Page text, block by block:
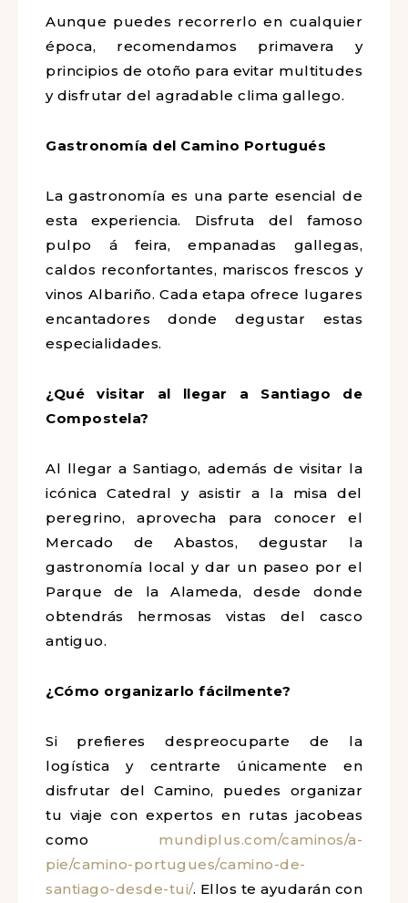
Aunque puedes recorrerlo en cualquier
época, recomendamos primavera y
principios de otoño para evitar multitudes
y disfrutar del agradable clima gallego.
Gastronomía del Camino Portugués
La gastronomía es una parte esencial de
esta experiencia. Disfruta del famoso
pulpo á feira, empanadas gallegas,
caldos reconfortantes, mariscos frescos y
vinos Albariño. Cada etapa ofrece lugares
encantadores donde degustar estas
especialidades.
¿Qué visitar al llegar a Santiago de
Compostela?
Al llegar a Santiago, además de visitar la
icónica Catedral y asistir a la misa del
peregrino, aprovecha para conocer el
Mercado de Abastos, degustar la
gastronomía local y dar un paseo por el
Parque de la Alameda, desde donde
obtendrás hermosas vistas del casco
antiguo.
¿Cómo organizarlo fácilmente?
Si prefieres despreocuparte de la
logística y centrarte únicamente en
disfrutar del Camino, puedes organizar
tu viaje con expertos en rutas jacobeas
como mundiplus.com/caminos/a-
pie/camino-portugues/camino-de-
santiago-desde-tui/. Ellos te ayudarán con